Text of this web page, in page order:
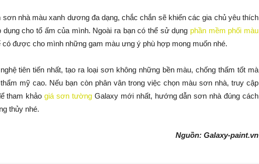
nhà màu xanh dương đa dạng, chắc chắn sẽ khiến các gia chủ yêu thích
dụng cho tổ ấm của mình. Ngoài ra bạn có thể sử dụng phần mềm phối màu
được cho mình những gam màu ưng ý phù hợp mong muốn nhé.
tiên tiến nhất, tạo ra loại sơn không những bền màu, chống thấm tốt mà
mỹ cao. Nếu bạn còn phân vân trong việc chọn màu sơn nhà, truy cập
tham khảogiá sơn tường Galaxy mới nhất, hướng dẫn sơn nhà đúng cách
thủy nhé.
Nguồn: Galaxy-paint.vn